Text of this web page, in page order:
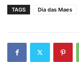
TAGS Dia das Maes